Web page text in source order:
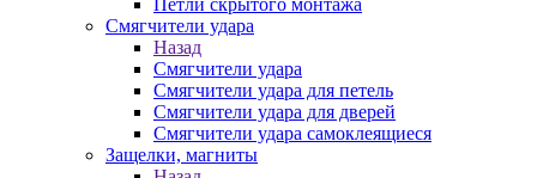
Петли скрытого монтажа
Смягчители удара
Назад
Смягчители удара
Смягчители удара для петель
Смягчители удара для дверей
Cмягчители удара самоклеящиеся
Защелки, магниты